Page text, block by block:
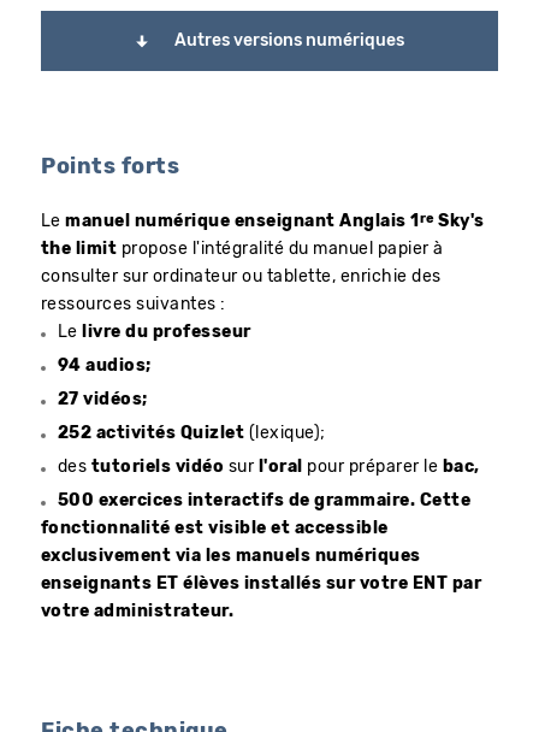
Autres versions numériques
Points forts
Lemanuel numérique enseignant Anglais 1 reSky's
the limit propose l'intégralité du manuel papier à
consulter sur ordinateur ou tablette, enrichie des
ressources suivantes :
Le
livre du professeur
94 audios;
27 vidéos;
252 activités Quizlet (lexique);
des tutoriels vidéo sur l'oral pour préparer le bac,
500 exercices interactifs de grammaire. Cette
fonctionnalité est visible et accessible
exclusivement via les manuels numériques
enseignants ET élèves installés sur votre ENT par
votre administrateur.